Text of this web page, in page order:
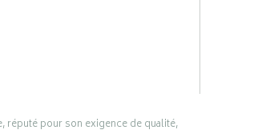
réputé pour son exigence de qualité,